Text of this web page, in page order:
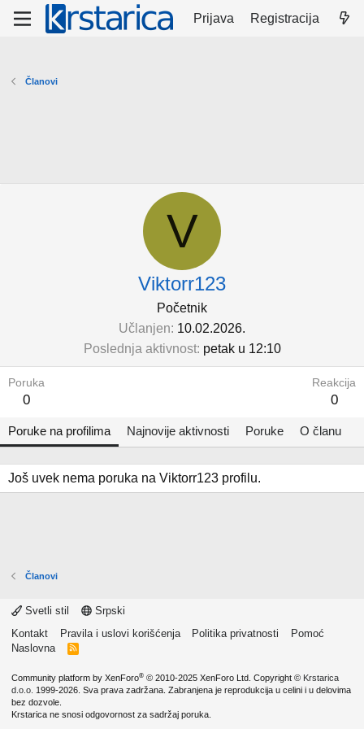
Prijava Registracija
Članovi
V
Viktorr123
Početnik
Učlanjen 10.02.2026.
Poslednja aktivnost petak u 12:10
Poruka
0
Reakcija
0
Poruke na profilima Najnovije aktivnosti Poruke O članu
Još uvek nema poruka na Viktorr123 profilu.
Članovi
Svetli stil
Srpski
Kontakt
Pravila i uslovi korišćenja Politika privatnosti
Pomoć
Naslovna
R
Community platform by XenForo® © 2010-2025 XenForo Ltd. Copyright © Krstarica
d.o.o. 1999-2026. Sva prava zadržana. Zabranjena je reprodukcija u celini i u delovima
bez dozvole.
Krstarica ne snosi odgovornost za sadržaj poruka.